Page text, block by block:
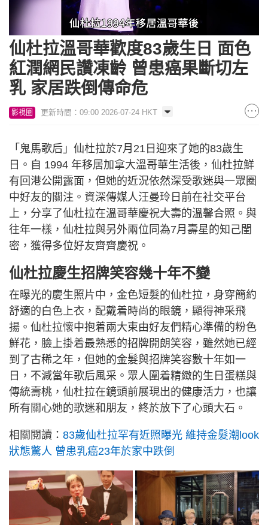
Loaded:
78.36%
仙杜拉溫哥華歡度83歲生日 面色
紅潤網民讚凍齡 曾患癌果斷切左
乳 家居跌倒傳命危
影視圈 更新時間：09:00 2026-07-24 HKT
「鬼馬歌后」仙杜拉於7月21日迎來了她的83歲生
日。自 1994 年移居加拿大溫哥華生活後，仙杜拉鮮
有回港公開露面，但她的近況依然深受歌迷與一眾圈
中好友的關注。資深傳媒人汪曼玲日前在社交平台
上，分享了仙杜拉在溫哥華慶祝大壽的溫馨合照。與
往年一樣，仙杜拉與另外兩位同為7月壽星的知己閨
密，獲得多位好友齊齊慶祝。
仙杜拉慶生招牌笑容幾十年不變
在曝光的慶生照片中，金色短髮的仙杜拉，身穿簡約
舒適的白色上衣，配戴着時尚的眼鏡，顯得神采飛
揚。仙杜拉懷中抱着兩大束由好友們精心準備的粉色
鮮花，臉上掛着最熟悉的招牌開朗笑容，雖然她已經
到了古稀之年，但她的金髮與招牌笑容數十年如一
日，不減當年歌后風采。眾人圍着精緻的生日蛋糕與
傳統壽桃，仙杜拉在鏡頭前展現出的健康活力，也讓
所有關心她的歌迷和朋友，終於放下了心頭大石。
相關閱讀： 83歲仙杜拉罕有近照曝光 維持金髮潮look
狀態驚人 曾患乳癌23年於家中跌倒